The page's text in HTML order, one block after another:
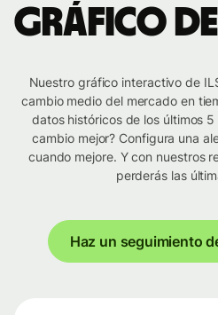
Gráfico de
Nuestro gráfico interactivo de
cambio medio del mercado en
datos históricos de los últimos
cambio mejor? Configura una
cuando mejore. Y con nuestros
perderás las
Haz un seguimiento